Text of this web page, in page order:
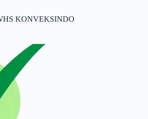
KONVEKSINDO